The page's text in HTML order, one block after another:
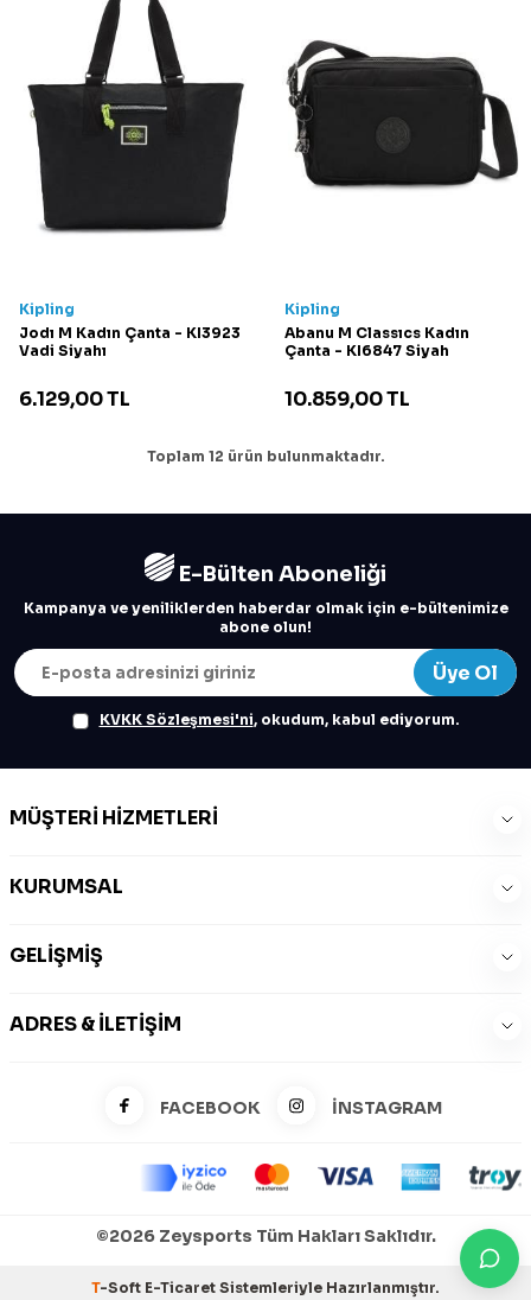
Kipling
Jodı M Kadın Çanta - KI3923
Vadi Siyahı
6.129,00TL
Kipling
Abanu M Classıcs Kadın
Çanta - KI6847 Siyah
10.859,00TL
Toplam 12 ürün bulunmaktadır.
E-Bülten Aboneliği
Kampanya ve yeniliklerden haberdar olmak için e-bültenimize
abone olun!
Üye Ol
KVKK Sözleşmesi'ni, okudum, kabul ediyorum.
MÜŞTERI HIZMETLERI
KURUMSAL
GELIŞMIŞ
ADRES & İLETIŞIM
FACEBOOK İNSTAGRAM
©2026 Zeysports Tüm Hakları Saklıdır.
T-Soft E-Ticaret Sistemleriyle Hazırlanmıştır.